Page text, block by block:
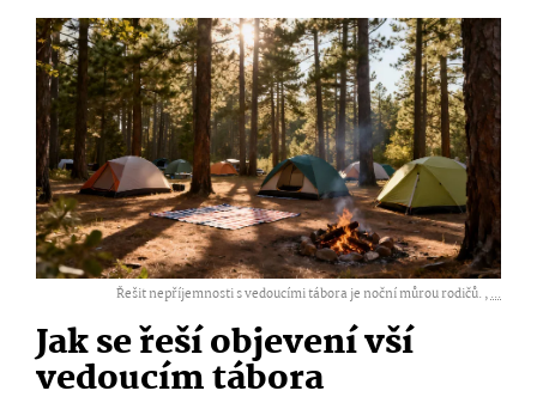
Řešit nepříjemnosti s vedoucími tábora je noční můrou rodičů. ,...
Jak se řeší objevení vší
vedoucím tábora